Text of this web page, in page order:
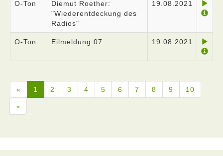
O-Ton
Diemut Roether:
"Wiederentdeckung des
Radios"
19.08.2021
O-Ton Eilmeldung 07 19.08.2021
« 1 2 3 4 5 6 7 8 9 10
»